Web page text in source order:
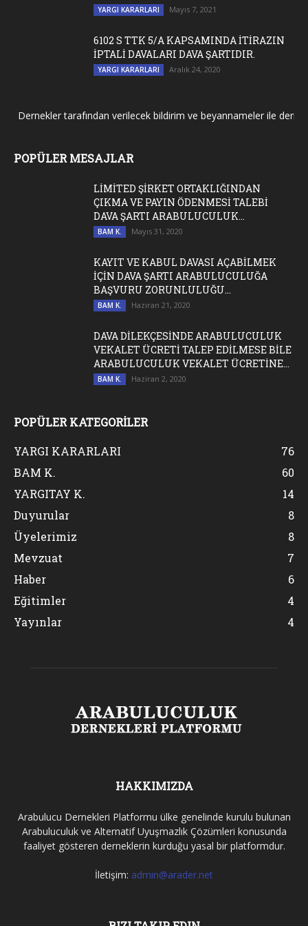
YARGI KARARLARI Mayıs 7, 2021
6102 S TTK 5/A KAPSAMINDA İTİRAZIN
İPTALİ DAVALARI DAVA ŞARTIDIR.
YARGI KARARLARI Aralık 24, 2020
Dernekler tarafından verilecek bildirim ve beyannameler ile
POPÜLER MESAJLAR
LİMİTED ŞİRKET ORTAKLIĞINDAN
ÇIKMA VE PAYIN ÖDENMESİ TALEBİ
DAVA ŞARTI ARABULUCULUK...
BAM K. Mayıs 31, 2020
KAYIT VE KABUL DAVASI AÇABİLMEK
İÇİN DAVA ŞARTI ARABULUCULUĞA
BAŞVURU ZORUNLULUĞU...
BAM K. Haziran 21, 2020
DAVA DİLEKÇESİNDE ARABULUCULUK
VEKALET ÜCRETİ TALEP EDİLMESE BİLE
ARABULUCULUK VEKALET ÜCRETİNE...
BAM K. Haziran 2, 2020
POPÜLER KATEGORİLER
YARGI KARARLARI
76
BAM K.
60
YARGITAY K.
14
Duyurular
8
Üyelerimiz
8
Mevzuat
7
Haber
6
Eğitimler
4
Yayınlar
4
HAKKIMIZDA
Arabulucu Dernekleri Platformu ülke genelinde kurulu bulunan
Arabuluculuk ve Alternatif Uyuşmazlık Çözümleri konusunda
faaliyet gösteren derneklerin kurduğu yasal bir platformdur.
İletişim: admin@arader.net